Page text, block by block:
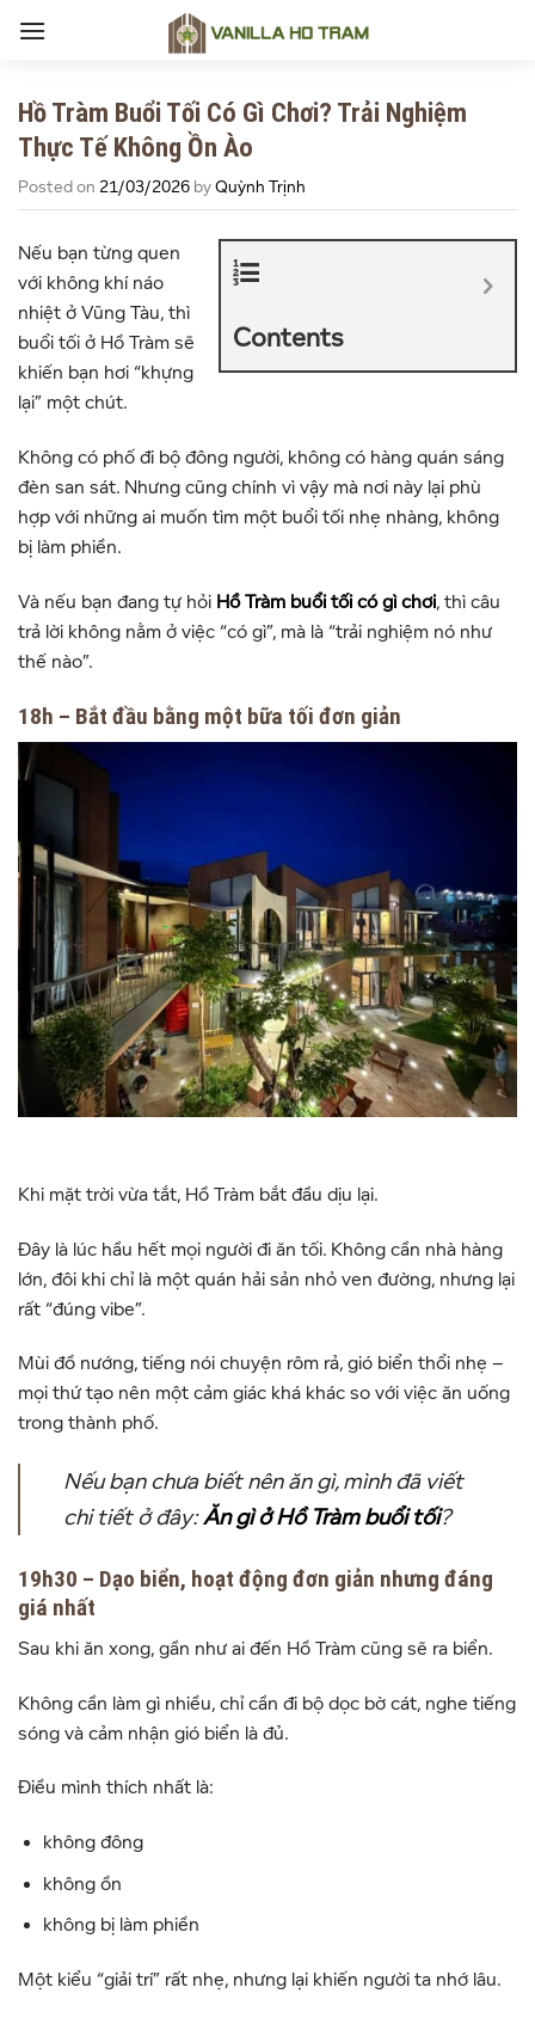
Hồ Tràm Buổi Tối Có Gì Chơi? Trải Nghiệm
Thực Tế Không Ồn Ào
Posted on 21/03/2026 byQuỳnh Trịnh
Contents
Nếu bạn từng quen
với không khí náo
nhiệt ở Vũng Tàu, thì
buổi tối ở Hồ Tràm sẽ
khiến bạn hơi “khựng
lại” một chút.
Không có phố đi bộ đông người, không có hàng quán sáng
đèn san sát. Nhưng cũng chính vì vậy mà nơi này lại phù
hợp với những ai muốn tìm một buổi tối nhẹ nhàng, không
bị làm phiền.
Và nếu bạn đang tự hỏi Hồ Tràm buổi tối có gì chơi, thì câu
trả lời không nằm ở việc “có gì”, mà là “trải nghiệm nó như
thế nào”.
18h – Bắt đầu bằng một bữa tối đơn giản
Khi mặt trời vừa tắt, Hồ Tràm bắt đầu dịu lại.
Đây là lúc hầu hết mọi người đi ăn tối. Không cần nhà hàng
lớn, đôi khi chỉ là một quán hải sản nhỏ ven đường, nhưng lại
rất “đúng vibe”.
Mùi đồ nướng, tiếng nói chuyện rôm rả, gió biển thổi nhẹ –
mọi thứ tạo nên một cảm giác khá khác so với việc ăn uống
trong thành phố.
Nếu bạn chưa biết nên ăn gì, mình đã viết
chi tiết ở đây:Ăn gì ở Hồ Tràm buổi tối?
19h30 – Dạo biển, hoạt động đơn giản nhưng đáng
giá nhất
Sau khi ăn xong, gần như ai đến Hồ Tràm cũng sẽ ra biển.
Không cần làm gì nhiều, chỉ cần đi bộ dọc bờ cát, nghe tiếng
sóng và cảm nhận gió biển là đủ.
Điều mình thích nhất là:
không đông
không ồn
không bị làm phiền
Một kiểu “giải trí” rất nhẹ, nhưng lại khiến người ta nhớ lâu.